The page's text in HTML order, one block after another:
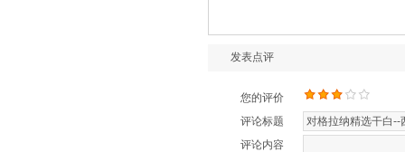
发表点评
您的评价
评论标题
评论内容